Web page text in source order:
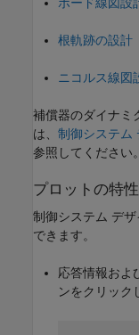
根軌跡の設計
ニコルス線図
補償器のダイナミ
は、 制御システム
参照してください。
プロットの特性
制御システム デザ
できます。
応答情報およ
ンをクリック